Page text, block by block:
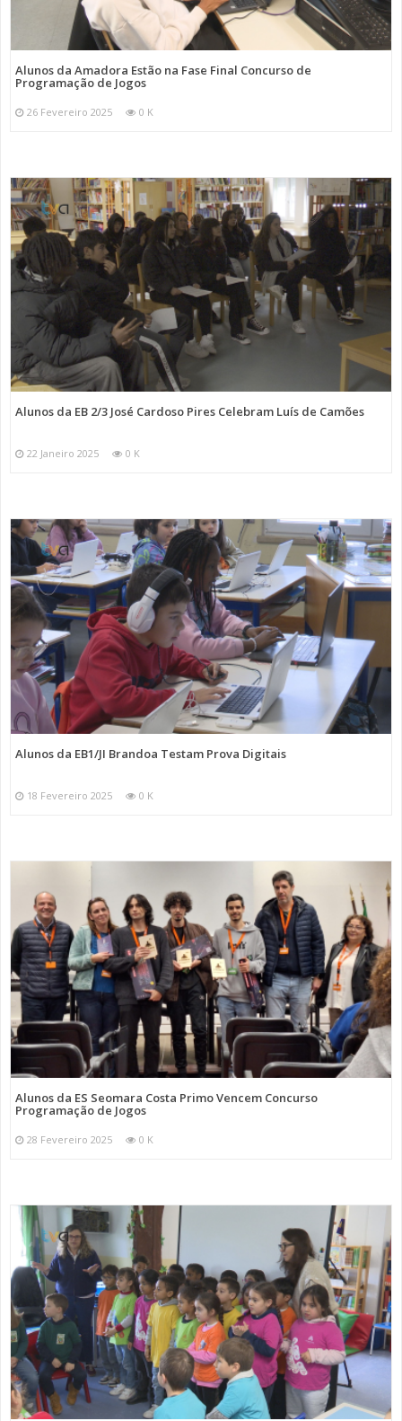
Alunos da Amadora Estão na Fase Final Concurso de
Programação de Jogos
26 Fevereiro 2025 0 K
Alunos da EB 2/3 José Cardoso Pires Celebram Luís de Camões
22 Janeiro 2025 0 K
Alunos da EB1/JI Brandoa Testam Prova Digitais
18 Fevereiro 2025 0 K
Alunos da ES Seomara Costa Primo Vencem Concurso
Programação de Jogos
28 Fevereiro 2025 0 K